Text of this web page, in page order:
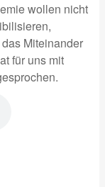
wollen nicht
Miteinander
für uns mit